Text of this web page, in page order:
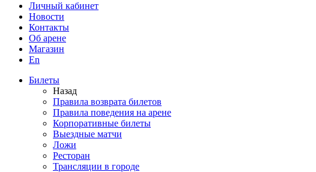
Личный кабинет
Новости
Контакты
Об арене
Магазин
En
Билеты
Назад
Правила возврата билетов
Правила поведения на арене
Корпоративные билеты
Выездные матчи
Ложи
Ресторан
Трансляции в городе